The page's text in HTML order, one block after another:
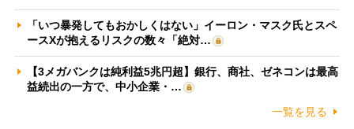
「いつ暴発してもおかしくはない」イーロン・マスク氏とスペ
ースXが抱えるリスクの数々「絶対…
【3メガバンクは純利益5兆円超】銀行、商社、ゼネコンは最高
益続出の一方で、中小企業・…
一覧を見る